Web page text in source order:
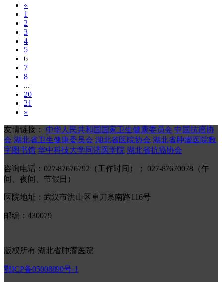
«
1
2
3
4
5
6
7
8
...
20
21
»
友情链接： 中华人民共和国国家卫生健康委员会 中国抗癌协
会 湖北省卫生健康委员会 湖北省医院协会 湖北省肿瘤医院数
字图书馆 华中科技大学同济医学院 湖北省抗癌协会
咨询电话：027-87676792（工作时间）； 027-87670078（午
间、夜间、节假日）
医院地址：武汉市洪山区卓刀泉南路116号
邮编：430079
版权所有 湖北省肿瘤医院
鄂ICP备05008890号-1